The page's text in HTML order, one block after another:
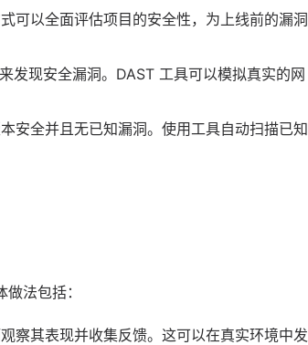
可以全面评估项目的安全性，为上线前的漏洞
发现安全漏洞。DAST 工具可以模拟真实的网
安全并且无已知漏洞。使用工具自动扫描已知
法包括：
察其表现并收集反馈。这可以在真实环境中发